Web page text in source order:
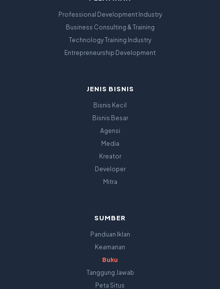
Professional Development Industry
Business Consulting & Training
Technology Training Industry
Entrepreneurship Development
JENIS BISNIS
Bisnis Kecil
Bisnis Besar
Agensi
Media
Kreator
Developer
Mitra
SUMBER
Panduan Iklan
Keamanan
Buku
Tanggung Jawab
Peta Situs